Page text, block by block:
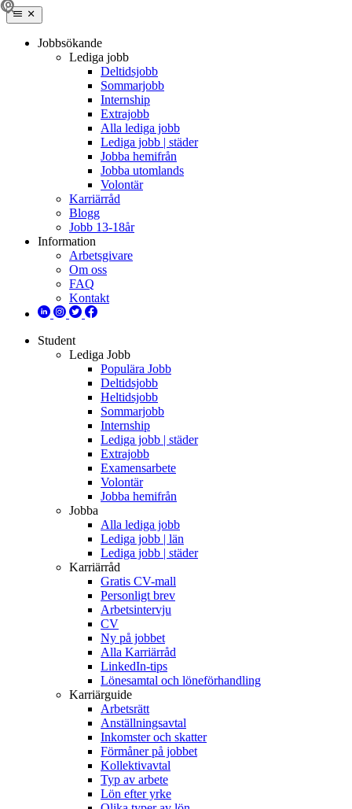
Jobbsökande
Lediga jobb
Deltidsjobb
Sommarjobb
Internship
Extrajobb
Alla lediga jobb
Lediga jobb | städer
Jobba hemifrån
Jobba utomlands
Volontär
Karriärråd
Blogg
Jobb 13-18år
Information
Arbetsgivare
Om oss
FAQ
Kontakt
Student
Lediga Jobb
Populära Jobb
Deltidsjobb
Heltidsjobb
Sommarjobb
Internship
Lediga jobb | städer
Extrajobb
Examensarbete
Volontär
Jobba hemifrån
Jobba
Alla lediga jobb
Lediga jobb | län
Lediga jobb | städer
Karriärråd
Gratis CV-mall
Personligt brev
Arbetsintervju
CV
Ny på jobbet
Alla Karriärråd
LinkedIn-tips
Lönesamtal och löneförhandling
Karriärguide
Arbetsrätt
Anställningsavtal
Inkomster och skatter
Förmåner på jobbet
Kollektivavtal
Typ av arbete
Lön efter yrke